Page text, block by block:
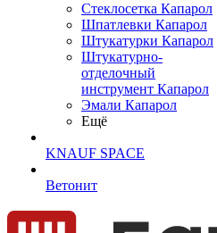
Cтеклосетка Капарол
Шпатлевки Капарол
Штукатурки Капарол
Штукатурно-
отделочный
инструмент Капарол
Эмали Капарол
Ещё
KNAUF SPACE
Ветонит